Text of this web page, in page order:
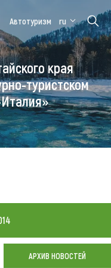
Алтайская
зимовка
Автотуризм ru
края
туристском
АРХИВ НОВОСТЕЙ